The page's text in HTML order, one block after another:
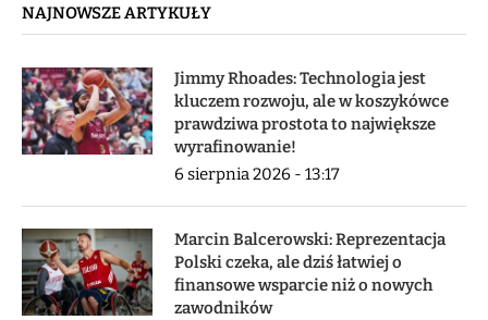
NAJNOWSZE ARTYKUŁY
Jimmy Rhoades: Technologia jest
kluczem rozwoju, ale w koszykówce
prawdziwa prostota to największe
wyrafinowanie!
6 sierpnia 2026 - 13:17
Marcin Balcerowski: Reprezentacja
Polski czeka, ale dziś łatwiej o
finansowe wsparcie niż o nowych
zawodników